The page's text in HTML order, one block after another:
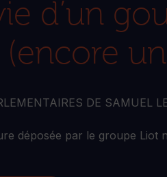
d’un
DE SAMUEL
déposée par le groupe Liot